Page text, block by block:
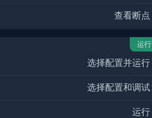
查看断点
运行
选择配置并运行
选择配置和调试
运行